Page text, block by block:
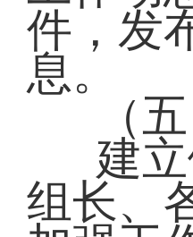
件，发
息。
（
建
组长、